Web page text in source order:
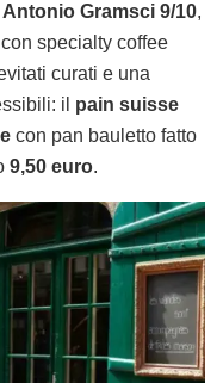
Antonio Gramsci 9/10,
specialty coffee
curati e una
il pain suisse
con pan bauletto fatto
9,50 euro.